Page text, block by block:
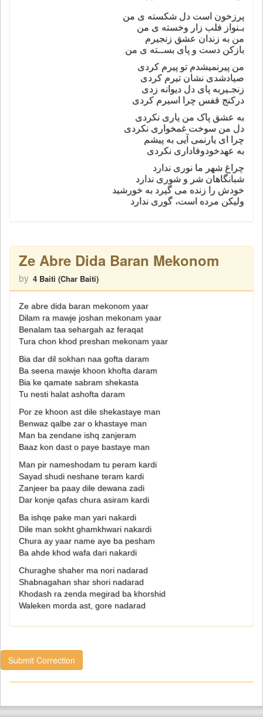
پرزخون است دل شکسته ی من
بـنواز فلب زار وخسته ی من
من به زندان عشق زنجیرم
بازکن دست و پای بســته ی من
من پیرنمیشدم تو پیرم کردی
صیادشدی نشان تیرم کردی
زنجـیربه پای دل دیوانه زدی
درکنج قفس چرا اسیرم کردی
به عشق پاک من یاری نکردی
دل من سوخت غمخواری نکردی
چرا ای یارنمی آیی به پیشم
به عهدخودوفاداری نکردی
چراغ شهر ما نوری ندارد
شبانگاهان شر و شوری ندارد
خودش را زنده می گیرد به خورشید
ولیکن مرده است، گوری ندارد
Ze Abre Dida Baran Mekonom
by 4 Baiti (Char Baiti)
Ze abre dida baran mekonom yaar
Dilam ra mawje joshan mekonam yaar
Benalam taa sehargah az feraqat
Tura chon khod preshan mekonam yaar
Bia dar dil sokhan naa gofta daram
Ba seena mawje khoon khofta daram
Bia ke qamate sabram shekasta
Tu nesti halat ashofta daram
Por ze khoon ast dile shekastaye man
Benwaz qalbe zar o khastaye man
Man ba zendane ishq zanjeram
Baaz kon dast o paye bastaye man
Man pir nameshodam tu peram kardi
Sayad shudi neshane teram kardi
Zanjeer ba paay dile dewana zadi
Dar konje qafas chura asiram kardi
Ba ishqe pake man yari nakardi
Dile man sokht ghamkhwari nakardi
Chura ay yaar name aye ba pesham
Ba ahde khod wafa dari nakardi
Churaghe shaher ma nori nadarad
Shabnagahan shar shori nadarad
Khodash ra zenda megirad ba khorshid
Waleken morda ast, gore nadarad
Submit Correction